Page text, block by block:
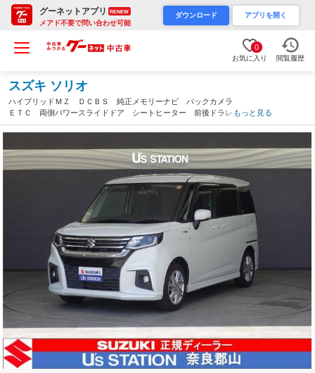
グーネットアプリ RENEW
メアド不要で問い合わせ可能
ダウンロード アプリを開く
0
お気に入り 閲覧履歴
スズキ ソリオ
ハイブリッドＭＺ ＤＣＢＳ 純正メモリーナビ バックカメラ
ＥＴＣ 両側パワースライドドア シートヒーター 前後ドラレ
コ フルセグ ＣＤ ＤＶＤ再生（奈良県）
もっと見る